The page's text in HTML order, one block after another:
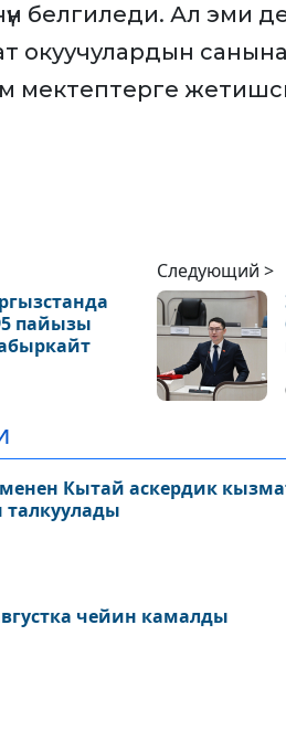
белгиледи. Ал эми
окуучулардын
мектептерге
пайызы
Следующий >
Кытай аскердик
талкуулады
чейин камалды